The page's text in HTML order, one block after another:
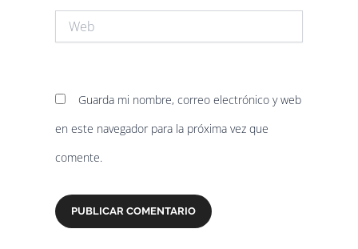
Guarda mi nombre, correo electrónico y web
en este navegador para la próxima vez que
comente.